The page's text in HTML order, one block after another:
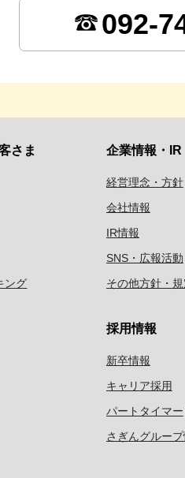
092-
さま
ング
企業情報・IR
経営理念・方針
会社情報
IR情報
SNS・広報活動
その他方針・
採用情報
新卒情報
キャリア採用
パートタイマー
さぎんグルー